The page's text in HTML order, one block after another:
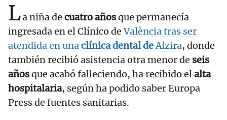
La niña de cuatro añosque permanecía
ingresada en el Clínico deValència tras ser
atendida en unaclínica dental deAlzira, donde
también recibió asistencia otra menor de seis
añosque acabó falleciendo, ha recibido elalta
hospitalaria, según ha podido saber Europa
Press de fuentes sanitarias.